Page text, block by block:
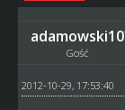
adamowski10
Gość
2012-10-29, 17:53:40